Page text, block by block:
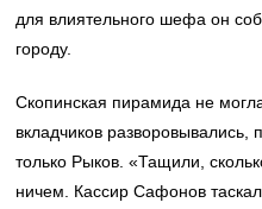
для влиятельного шефа он
городу.
Скопинская пирамида не
вкладчиков разворовывались,
только Рыков. «Тащили,
ничем. Кассир Сафонов